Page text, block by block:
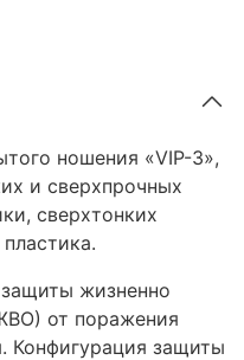
ношения «VIP-3»,
и сверхпрочных
сверхтонких
жизненно
от поражения
Конфигурация защиты